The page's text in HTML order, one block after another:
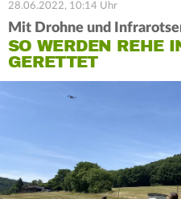
28.06.2022, 10:14 Uhr
Mit Drohne und
SO WERDEN REHE
GERETTET